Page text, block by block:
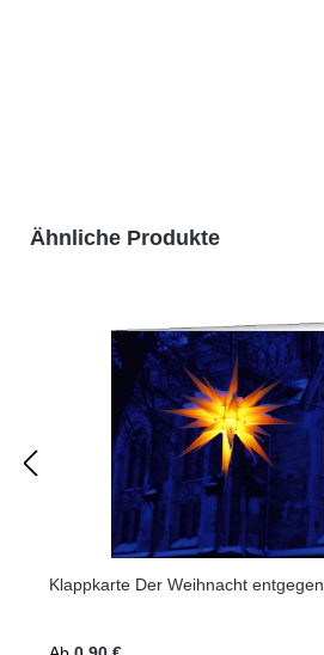
Produktgalerie überspringen
Ähnliche Produkte
Klappkarte Der Weihnacht entgegen
Regulärer Preis: